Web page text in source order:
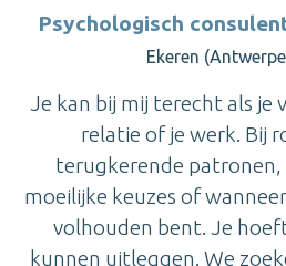
Psychologisch
Ekeren
Je kan bij mij terecht als je
relatie of je werk. Bij
terugkerende
moeilijke keuzes of
volhouden bent. Je
kunnen uitleggen. We